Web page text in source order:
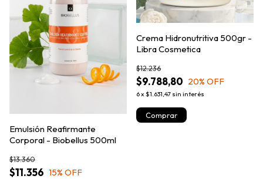
Emulsión Reafirmante
Corporal - Biobellus 500ml
$11.356
$13.360
15% OFF
Crema Hidronutritiva 500gr -
Libra Cosmetica
$9.788,80
$12.236
20% OFF
6x $1.631,47 sin interés